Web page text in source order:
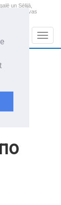
un Sēlijā,
Augšdaugavas
+14.3